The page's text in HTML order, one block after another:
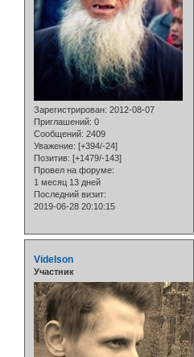
Зарегистрирован: 2012-08-07
Приглашений: 0
Сообщений: 2409
Уважение: [+394/-24]
Позитив: [+1479/-143]
Провел на форуме:
1 месяц 13 дней
Последний визит:
2019-06-28 20:10:15
Videlson
Участник